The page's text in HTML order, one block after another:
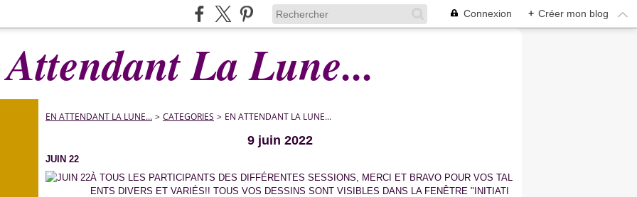
Connexion + Créer mon blog
La Lune...
EN ATTENDANT LA LUNE... > CATEGORIES > EN ATTENDANT LA LUNE...
9 juin 2022
JUIN 22
À TOUS LES PARTICIPANTS DES DIFFÉRENTES SESSIONS, MERCI ET BRAVO POUR VOS TAL
ENTS DIVERS ET VARIÉS!! TOUS VOS DESSINS SONT VISIBLES DANS LA FENÊTRE "INITIATI